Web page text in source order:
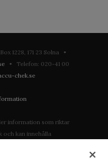
1228, 171 23 Solna •
• Telefon: 020-41 00
chek.se
information som riktar
och kan innehålla
Vänligen observera